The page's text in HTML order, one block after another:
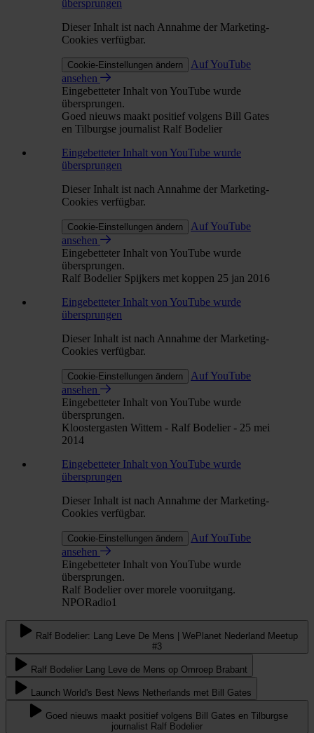
übersprungen
Dieser Inhalt ist nach Annahme der Marketing-
Cookies verfügbar.
Cookie-Einstellungen ändern
Auf YouTube
ansehen
Eingebetteter Inhalt von YouTube wurde
übersprungen.
Goed nieuws maakt positief volgens Bill Gates
en Tilburgse journalist Ralf Bodelier
Eingebetteter Inhalt von YouTube wurde
übersprungen
Dieser Inhalt ist nach Annahme der Marketing-
Cookies verfügbar.
Cookie-Einstellungen ändern
Auf YouTube
ansehen
Eingebetteter Inhalt von YouTube wurde
übersprungen.
Ralf Bodelier Spijkers met koppen 25 jan 2016
Eingebetteter Inhalt von YouTube wurde
übersprungen
Dieser Inhalt ist nach Annahme der Marketing-
Cookies verfügbar.
Cookie-Einstellungen ändern
Auf YouTube
ansehen
Eingebetteter Inhalt von YouTube wurde
übersprungen.
Kloostergasten Wittem - Ralf Bodelier - 25 mei
2014
Eingebetteter Inhalt von YouTube wurde
übersprungen
Dieser Inhalt ist nach Annahme der Marketing-
Cookies verfügbar.
Cookie-Einstellungen ändern
Auf YouTube
ansehen
Eingebetteter Inhalt von YouTube wurde
übersprungen.
Ralf Bodelier over morele vooruitgang.
NPORadio1
Ralf Bodelier: Lang Leve De Mens | WePlanet Nederland Meetup
#3
Ralf Bodelier Lang Leve de Mens op Omroep Brabant
Launch World's Best News Netherlands met Bill Gates
Goed nieuws maakt positief volgens Bill Gates en Tilburgse
journalist Ralf Bodelier